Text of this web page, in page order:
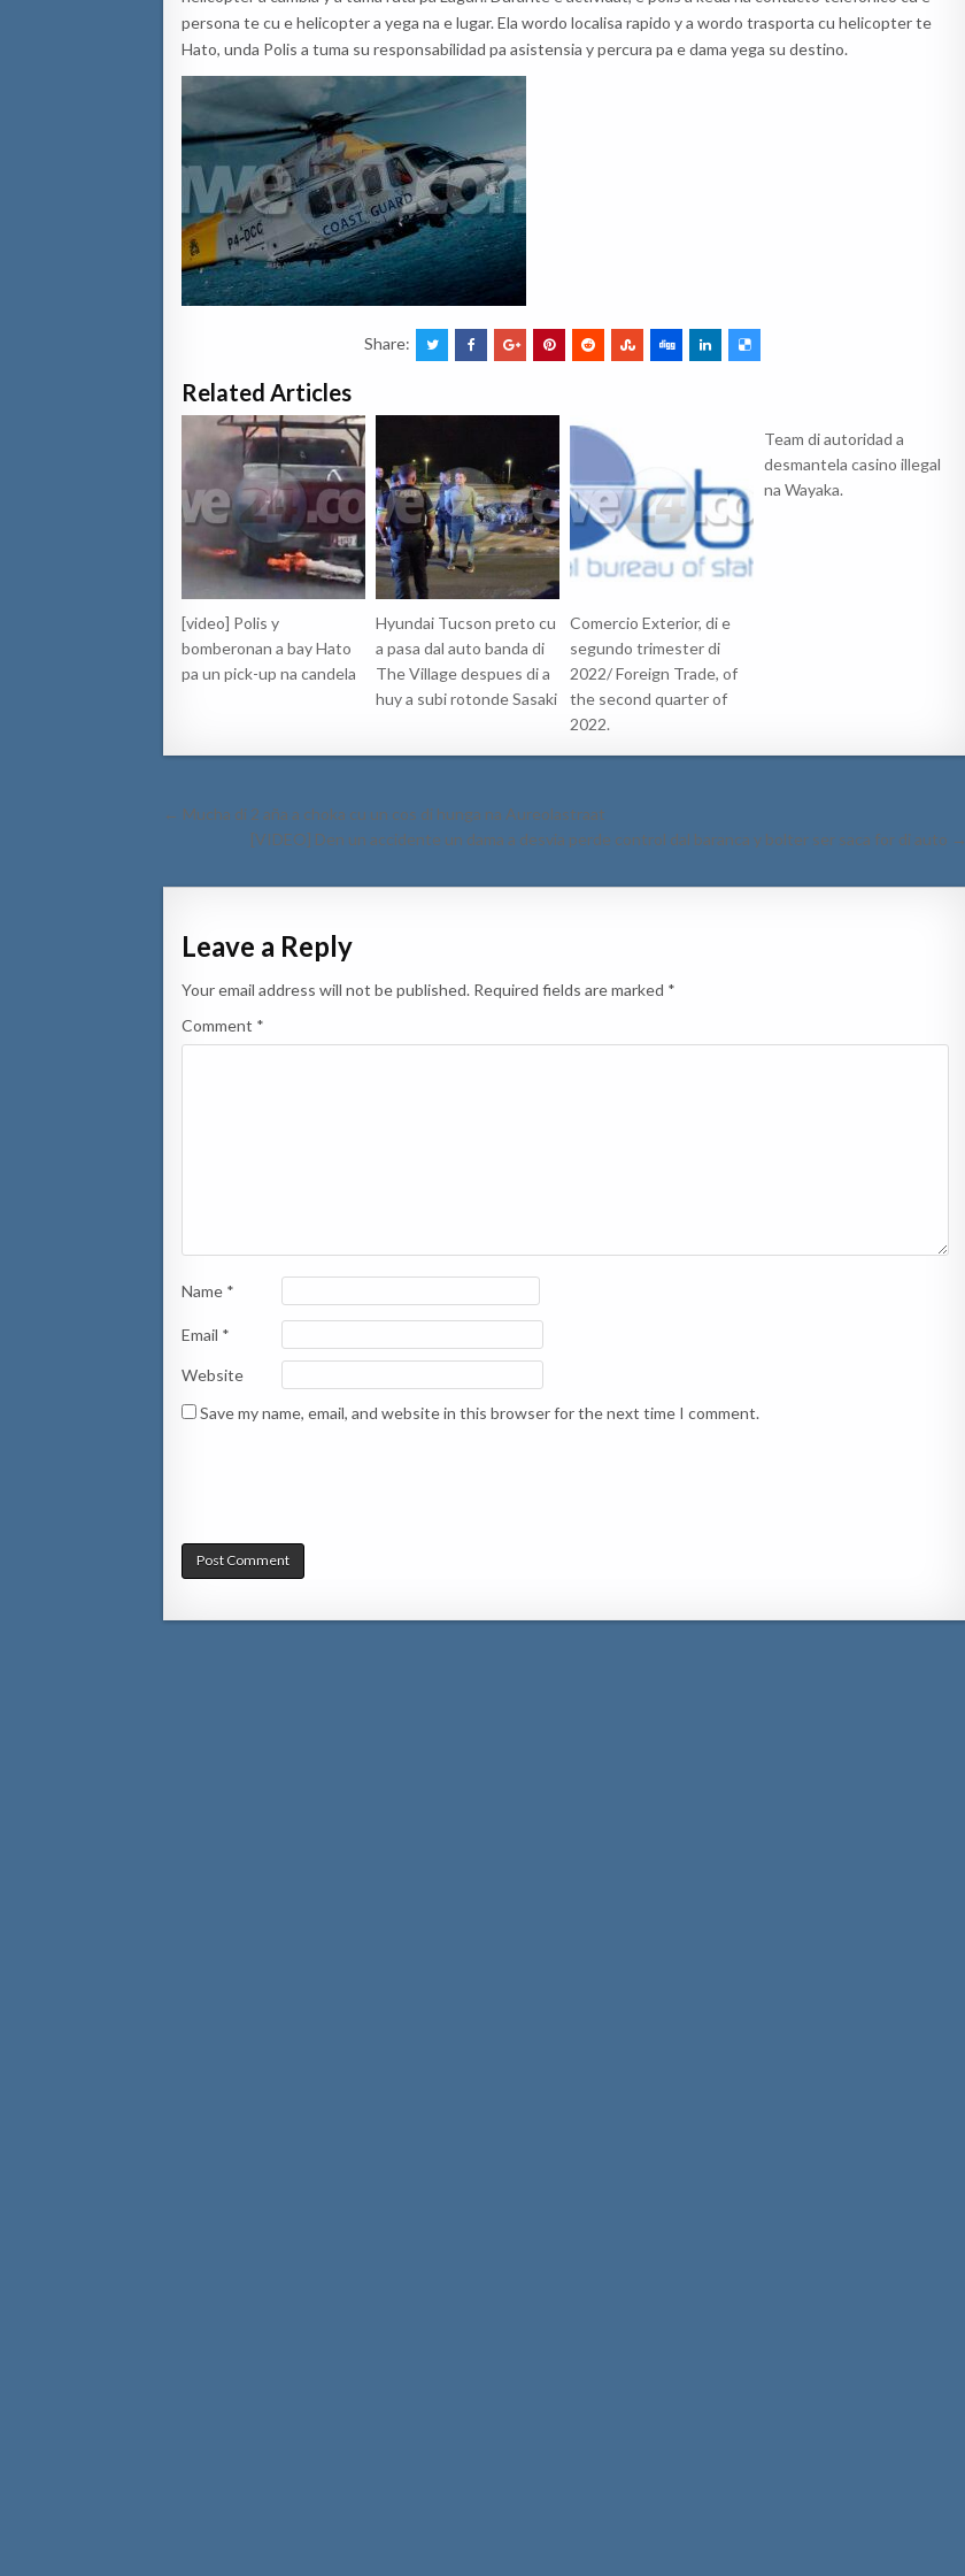
persona te cu e helicopter a yega na e lugar. Ela wordo localisa rapido y a wordo trasporta cu helicopter te
Hato, unda Polis a tuma su responsabilidad pa asistensia y percura pa e dama yega su destino.
Share:
Related Articles
[video] Polis y
bomberonan a bay Hato
pa un pick-up na candela
Hyundai Tucson preto cu
a pasa dal auto banda di
The Village despues di a
huy a subi rotonde Sasaki
Comercio Exterior, di e
segundo trimester di
2022/ Foreign Trade, of
the second quarter of
2022.
Team di autoridad a
desmantela casino illegal
na Wayaka.
Post
navigation
← Mucha di 2 aña a choka cu un cos di hunga na Aureolastraat
[VIDEO] Den un accidente un dama a desvia perde control dal baranca y bolter ser saca for di auto →
Leave a Reply
Your email address will not be published. Required fields are marked *
Comment *
Name *
Email *
Website
Save my name, email, and website in this browser for the next time I comment.